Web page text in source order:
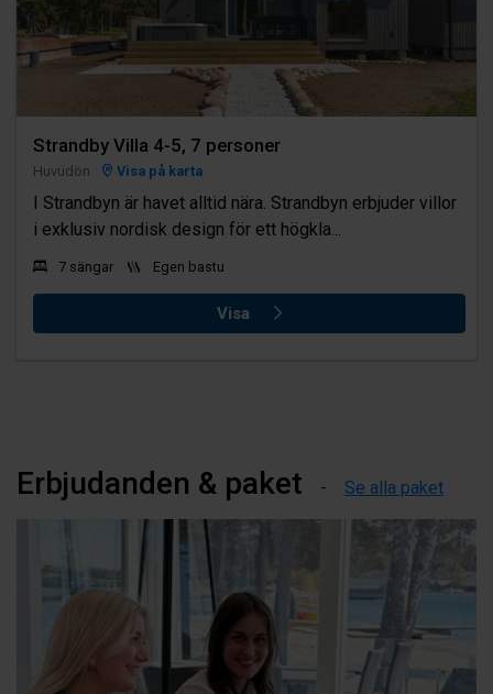
Strandby Villa 4-5, 7 personer
Huvudön Visa på karta
I Strandbyn är havet alltid nära. Strandbyn erbjuder villor
i exklusiv nordisk design för ett högkla...
7 sängar Egen bastu
Visa
Erbjudanden & paket Se alla paket